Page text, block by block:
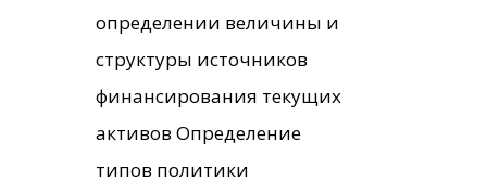
определении величины и
структуры источников
финансирования текущих
активов Определение
типов политики